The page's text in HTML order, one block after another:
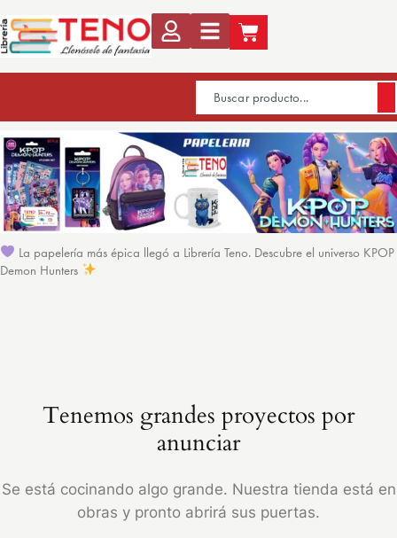
La papelería más épica llegó a Librería Teno. Descubre el universo KPOP
Demon Hunters
Tenemos grandes proyectos por
anunciar
Se está cocinando algo grande. Nuestra tienda está en
obras y pronto abrirá sus puertas.